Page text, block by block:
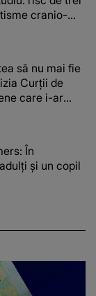
cranio-
să nu mai fie
Curţii de
care i-ar
În
și un copil